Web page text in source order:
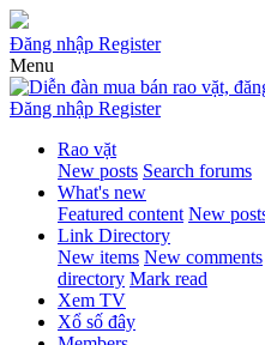
Đăng nhập Register
Menu
Đăng nhập Register
Rao vặt
New posts Search forums
What's new
Featured content New
Link Directory
New items New comments
directory Mark read
Xem TV
Xổ số đây